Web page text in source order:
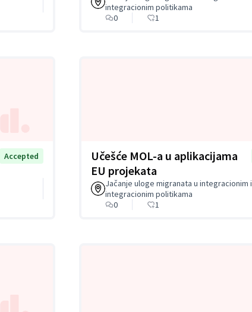
integracionim politikama
0
1
Accepted
Učešće MOL-a u aplikacijama
EU projekata
Jačanje uloge migranata u integracionim i
integracionim politikama
0
1